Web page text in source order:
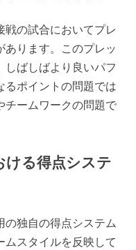
戦の試合においてプレ
あります。このプレッ
しばしばより良いパフ
るポイントの問題では
チームワークの問題で
る得点システ
の独自の得点システム
ムスタイルを反映して